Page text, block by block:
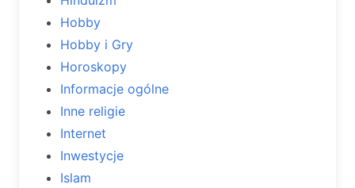
Hobby
Hobby i Gry
Horoskopy
Informacje ogólne
Inne religie
Internet
Inwestycje
Islam